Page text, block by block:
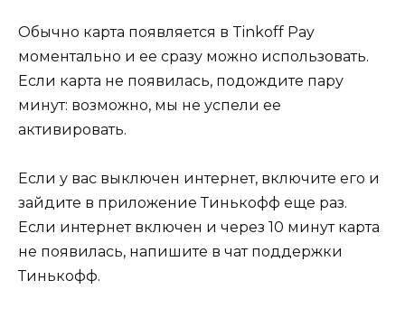
Обычно карта появляется в Tinkoff Pay
моментально и ее сразу можно использовать.
Если карта не появилась, подождите пару
минут: возможно, мы не успели ее
активировать.
Если у вас выключен интернет, включите его и
зайдите в приложение Тинькофф еще раз.
Если интернет включен и через 10 минут карта
не появилась, напишите в чат поддержки
Тинькофф.